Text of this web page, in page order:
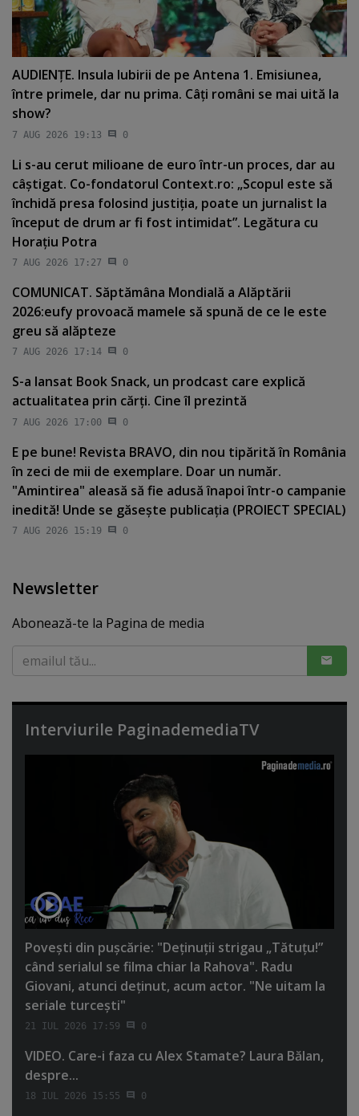
AUDIENŢE. Insula Iubirii de pe Antena 1. Emisiunea,
între primele, dar nu prima. Câţi români se mai uită la
show?
7 AUG 2026 19:13 0
Li s-au cerut milioane de euro într-un proces, dar au
câştigat. Co-fondatorul Context.ro: „Scopul este să
închidă presa folosind justiţia, poate un jurnalist la
început de drum ar fi fost intimidat”. Legătura cu
Horaţiu Potra
7 AUG 2026 17:27 0
COMUNICAT. Săptămâna Mondială a Alăptării
2026:eufy provoacă mamele să spună de ce le este
greu să alăpteze
7 AUG 2026 17:14 0
S-a lansat Book Snack, un prodcast care explică
actualitatea prin cărţi. Cine îl prezintă
7 AUG 2026 17:00 0
E pe bune! Revista BRAVO, din nou tipărită în România
în zeci de mii de exemplare. Doar un număr.
"Amintirea" aleasă să fie adusă înapoi într-o campanie
inedită! Unde se găseşte publicaţia (PROIECT SPECIAL)
7 AUG 2026 15:19 0
Newsletter
Abonează-te la Pagina de media
Interviurile PaginademediaTV
Poveşti din puşcărie: "Deţinuţii strigau „Tătuţu!”
când serialul se filma chiar la Rahova". Radu
Giovani, atunci deţinut, acum actor. "Ne uitam la
seriale turceşti"
21 IUL 2026 17:59 0
VIDEO. Care-i faza cu Alex Stamate? Laura Bălan,
despre...
18 IUL 2026 15:55 0